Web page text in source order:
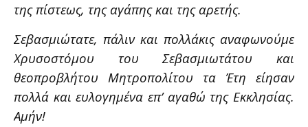
της πίστεως, της αγάπης και της αρετής.
Σεβασμιώτατε, πάλιν και πολλάκις αναφωνούμε
Χρυσοστόμου του Σεβασμιωτάτου και
θεοπροβλήτου Μητροπολίτου τα Έτη είησαν
πολλά και ευλογημένα επ’ αγαθώ της Εκκλησίας.
Αμήν!